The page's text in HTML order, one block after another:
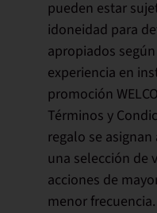
pueden estar
idoneidad para
apropiados
experiencia en
promoción
Términos y
regalo se
una selección de
acciones de
menor frecuencia.